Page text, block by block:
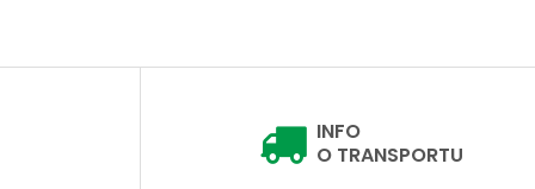
JGL Jadran galenski
laboratorij
INFO
O TRANSPORTU